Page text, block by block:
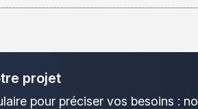
projet
pour préciser vos besoins :